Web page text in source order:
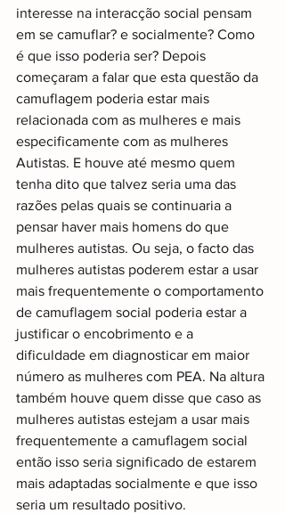
interesse na interacção social pensam
em se camuflar? e socialmente? Como
é que isso poderia ser? Depois
começaram a falar que esta questão da
camuflagem poderia estar mais
relacionada com as mulheres e mais
especificamente com as mulheres
Autistas. E houve até mesmo quem
tenha dito que talvez seria uma das
razões pelas quais se continuaria a
pensar haver mais homens do que
mulheres autistas. Ou seja, o facto das
mulheres autistas poderem estar a usar
mais frequentemente o comportamento
de camuflagem social poderia estar a
justificar o encobrimento e a
dificuldade em diagnosticar em maior
número as mulheres com PEA. Na altura
também houve quem disse que caso as
mulheres autistas estejam a usar mais
frequentemente a camuflagem social
então isso seria significado de estarem
mais adaptadas socialmente e que isso
seria um resultado positivo.